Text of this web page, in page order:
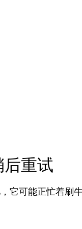
重试
它可能正忙着刷